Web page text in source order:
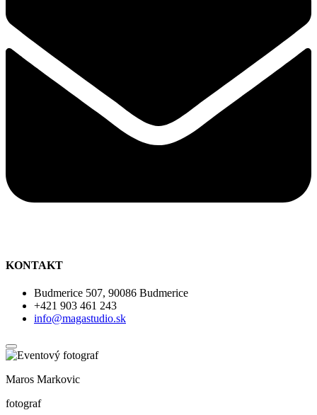
KONTAKT
Budmerice 507, 90086 Budmerice
+421 903 461 243
info@magastudio.sk
Maros Markovic
fotograf